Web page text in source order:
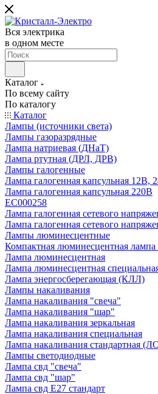
Вся электрика
в одном месте
Каталог
По всему сайту
По каталогу
Каталог
Лампы (источники света)
Лампы газоразрядные
Лампа натриевая (ДНаТ)
Лампа ртутная (ДРЛ, ДРВ)
Лампы галогенные
Лампа галогенная капсульная 12В,
Лампа галогенная капсульная 220В
EC000258
Лампа галогенная сетевого
Лампа галогенная сетевого
Лампы люминесцентные
Компактная люминесцентная лампа
Лампа люминесцентная
Лампа люминесцентная
Лампа энергосберегающая (КЛЛ)
Лампы накаливания
Лампа накаливания "свеча"
Лампа накаливания "шар"
Лампа накаливания зеркальная
Лампа накаливания специальная
Лампа накаливания стандартная
Лампы светодиодные
Лампа свд "свеча"
Лампа свд "шар"
Лампа свд E27 стандарт